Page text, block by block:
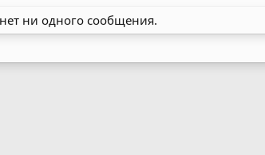
ни одного сообщения.